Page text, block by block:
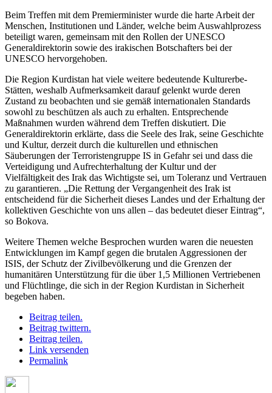
Beim Treffen mit dem Premierminister wurde die harte Arbeit der
Menschen, Institutionen und Länder, welche beim Auswahlprozess
beteiligt waren, gemeinsam mit den Rollen der UNESCO
Generaldirektorin sowie des irakischen Botschafters bei der
UNESCO hervorgehoben.
Die Region Kurdistan hat viele weitere bedeutende Kulturerbe-
Stätten, weshalb Aufmerksamkeit darauf gelenkt wurde deren
Zustand zu beobachten und sie gemäß internationalen Standards
sowohl zu beschützen als auch zu erhalten. Entsprechende
Maßnahmen wurden während dem Treffen diskutiert. Die
Generaldirektorin erklärte, dass die Seele des Irak, seine Geschichte
und Kultur, derzeit durch die kulturellen und ethnischen
Säuberungen der Terroristengruppe IS in Gefahr sei und dass die
Verteidigung und Aufrechterhaltung der Kultur und der
Vielfältigkeit des Irak das Wichtigste sei, um Toleranz und Vertrauen
zu garantieren. „Die Rettung der Vergangenheit des Irak ist
entscheidend für die Sicherheit dieses Landes und der Erhaltung der
kollektiven Geschichte von uns allen – das bedeutet dieser Eintrag“,
so Bokova.
Weitere Themen welche Besprochen wurden waren die neuesten
Entwicklungen im Kampf gegen die brutalen Aggressionen der
ISIS, der Schutz der Zivilbevölkerung und die Grenzen der
humanitären Unterstützung für die über 1,5 Millionen Vertriebenen
und Flüchtlinge, die sich in der Region Kurdistan in Sicherheit
begeben haben.
Beitrag teilen.
Beitrag twittern.
Beitrag teilen.
Link versenden
Permalink